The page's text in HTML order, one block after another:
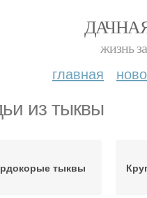
жизнь
главная
из тыквы
тыквы